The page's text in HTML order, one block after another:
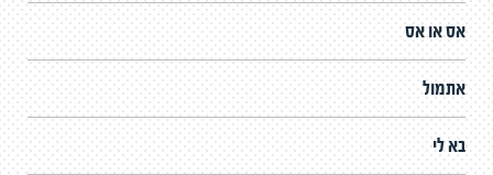
אס או אס
אתמול
בא לי